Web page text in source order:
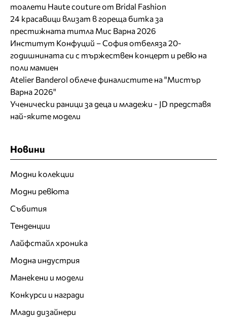
тоалети Haute couture от Bridal Fashion
24 красавици влизат в гореща битка за
престижната титла Мис Варна 2026
Институт Конфуций – София отбеляза 20-
годишнината си с тържествен концерт и ревю на
поли мамиен
Atelier Banderol облече финалистите на "Мистър
Варна 2026"
Ученически раници за деца и младежи - JD представя
най-яките модели
Новини
Модни колекции
Модни ревюта
Събития
Тенденции
Лайфстайл хроника
Модна индустрия
Манекени и модели
Конкурси и награди
Млади дизайнери